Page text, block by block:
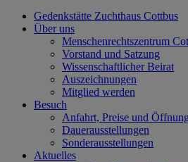
Gedenkstätte Zuchthaus Cottbus
Über uns
Menschenrechtszentrum
Vorstand und Satzung
Wissenschaftlicher Beirat
Auszeichnungen
Mitglied werden
Besuch
Anfahrt, Preise und
Dauerausstellungen
Sonderausstellungen
Aktuelles